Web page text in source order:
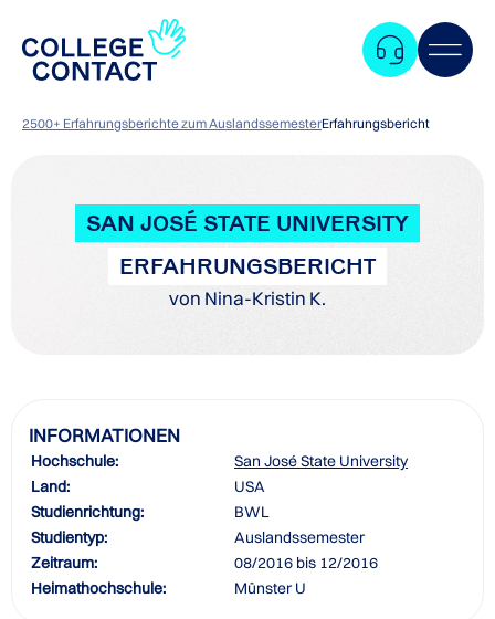
2500+ Erfahrungsberichte zum AuslandssemesterErfahrungsbericht
SAN JOSÉ STATE UNIVERSITY
ERFAHRUNGSBERICHT
von Nina-Kristin K.
INFORMATIONEN
Hochschule:
San José State University
Land:
USA
Studienrichtung:
BWL
Studientyp:
Auslandssemester
Zeitraum:
08/2016 bis 12/2016
Heimathochschule:
Münster U